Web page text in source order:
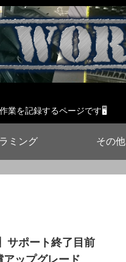
業を記録するページです🖥
ミング その他
サポート終了目前